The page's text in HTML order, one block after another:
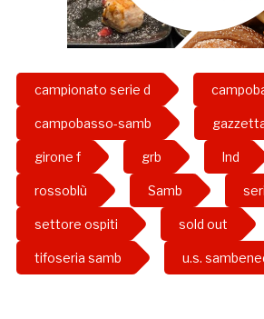
campionato serie d
campobasso-samb
girone f grb lnd
rossoblù Samb
settore ospiti sold out
tifoseria samb u.s.